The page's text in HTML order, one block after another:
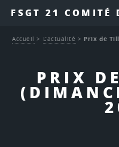
FSGT 21 COMITÉ
PRIX
Accueil > L’actualité > Prix de